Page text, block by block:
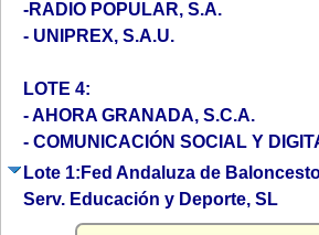
-RADIO POPULAR, S.A.
- UNIPREX, S.A.U.
LOTE 4:
- AHORA GRANADA, S.C.A.
- COMUNICACIÓN SOCIAL Y
Lote 1:Fed Andaluza de
Serv. Educación y Deporte, SL